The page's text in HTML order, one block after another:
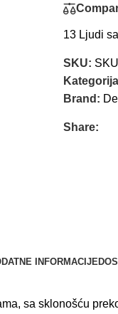
13 Ljudi
SKU:
Brand:
Share:
INFORMACIJE
sa sklonošću